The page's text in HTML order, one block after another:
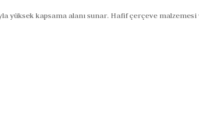
yüksek kapsama alanı sunar. Hafif çerçeve